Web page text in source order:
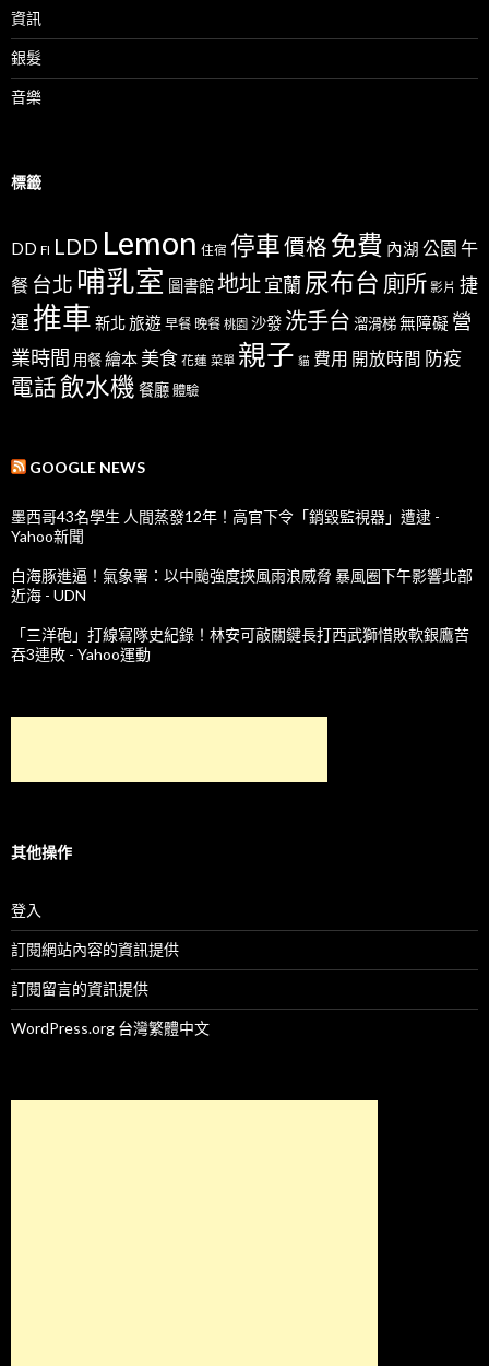
資訊
銀髮
音樂
標籤
DD FI LDD Lemon 住宿 停車價格 免費 內湖 公園 午
餐 台北 哺乳室 圖書館地址宜蘭尿布台 廁所 影片 捷
運 推車 新北旅遊 早餐 晚餐 桃園 沙發 洗手台 溜滑梯無障礙 營
業時間 用餐繪本 美食 花蓮 菜單 親子 貓 費用 開放時間 防疫
電話飲水機 餐廳 體驗
GOOGLE NEWS
墨西哥43名學生 人間蒸發12年！高官下令「銷毀監視器」遭逮 -
Yahoo新聞
白海豚進逼！氣象署：以中颱強度挾風雨浪威脅 暴風圈下午影響北部
近海 - UDN
「三洋砲」打線寫隊史紀錄！林安可敲關鍵長打西武獅惜敗軟銀鷹苦
吞3連敗 - Yahoo運動
其他操作
登入
訂閱網站內容的資訊提供
訂閱留言的資訊提供
WordPress.org 台灣繁體中文